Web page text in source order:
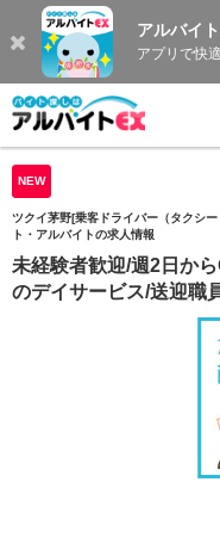
アルバイ
アプリで快
NEW
ツクイ茅野[乗客ドライバー（タクシ
ト・アルバイトの求人情報
未経験者歓迎/週2日か
のデイサービス/送迎職